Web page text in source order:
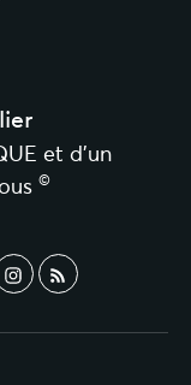
et d’un
©